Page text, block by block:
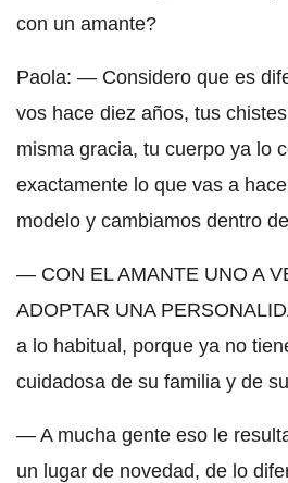
con un amante?
Paola: — Considero que es
vos hace diez años, tus
misma gracia, tu cuerpo ya lo
exactamente lo que vas a
modelo y cambiamos dentro
— CON EL AMANTE UNO A
ADOPTAR UNA
a lo habitual, porque ya no
cuidadosa de su familia y de
— A mucha gente eso le
un lugar de novedad, de lo